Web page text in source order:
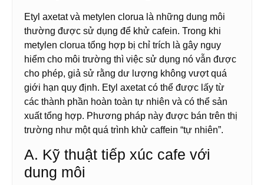
Etyl axetat và metylen clorua là những dung môi
thường được sử dụng để khử cafein. Trong khi
metylen clorua tổng hợp bị chỉ trích là gây nguy
hiểm cho môi trường thì việc sử dụng nó vẫn được
cho phép, giả sử rằng dư lượng không vượt quá
giới hạn quy định. Etyl axetat có thể được lấy từ
các thành phần hoàn toàn tự nhiên và có thể sản
xuất tổng hợp. Phương pháp này được bán trên thị
trường như một quá trình khử caffein “tự nhiên”.
A. Kỹ thuật tiếp xúc cafe với
dung môi